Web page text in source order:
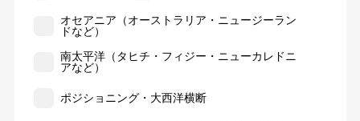
オセアニア（オーストラリア・ニュージーラン
ドなど）
南太平洋（タヒチ・フィジー・ニューカレドニ
アなど）
ポジショニング・大西洋横断